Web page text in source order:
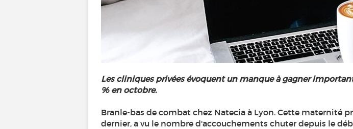
Les cliniques privées évoquent un manque à gagner
% en octobre.
Branle-bas de combat chez Natecia à Lyon. Cette maternité
dernier, a vu le nombre d'accouchements chuter depuis le